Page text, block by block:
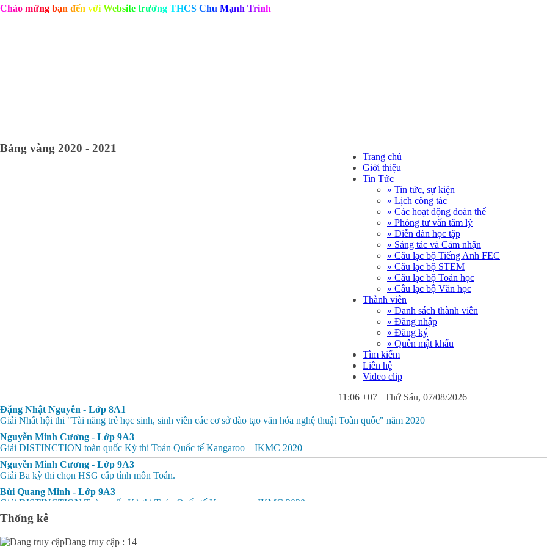
Chào mừng bạn đến với Website trường THCS Chu Mạnh Trinh
Trang chủ
Giới thiệu
Tin Tức
» Tin tức, sự kiện
» Lịch công tác
» Các hoạt động đoàn thể
» Phòng tư vấn tâm lý
» Diễn đàn học tập
» Sáng tác và Cảm nhận
» Câu lạc bộ Tiếng Anh FEC
» Câu lạc bộ STEM
» Câu lạc bộ Toán học
» Câu lạc bộ Văn học
Thành viên
» Danh sách thành viên
» Đăng nhập
» Đăng ký
» Quên mật khẩu
Tìm kiếm
Liên hệ
Video clip
11:06 +07 Thứ Sáu, 07/08/2026
Bảng vàng 2020 - 2021
Đặng Nhật Nguyên - Lớp 8A1
Giải Nhất hội thi "Tài năng trẻ học sinh, sinh viên các cơ sở đào tạo văn hóa nghệ thuật Toàn quốc" năm 2020
Nguyễn Minh Cương - Lớp 9A3
Giải DISTINCTION toàn quốc Kỳ thi Toán Quốc tế Kangaroo – IKMC 2020
Nguyễn Minh Cương - Lớp 9A3
Giải Ba kỳ thi chọn HSG cấp tỉnh môn Toán.
Bùi Quang Minh - Lớp 9A3
Giải DISTINCTION Toàn quốc Kỳ thi Toán Quốc tế Kangaroo – IKMC 2020
Bùi Quang Minh - Lớp 9A3
Thống kê
Đang truy cập : 14